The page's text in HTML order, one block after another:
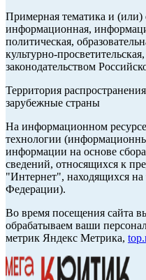
Примерная тематика и (или)
информационная,
политическая,
культурно-
законодательством
Территория
зарубежные страны
На информационном
технологии
информации на основе
сведений, относящихся к
"Интернет", находящихся на
Федерации).
Во время посещения сайта
обрабатываем ваши
метрик Яндекс Метрика,